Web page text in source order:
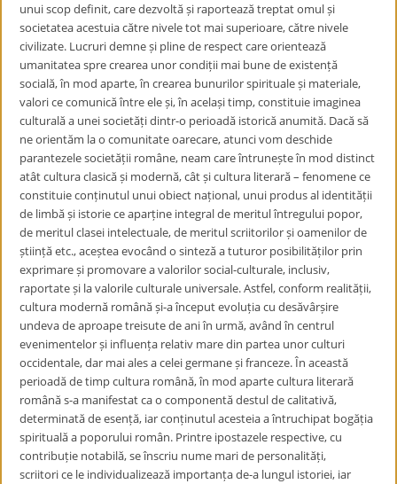
unui scop definit, care dezvoltă și raportează treptat omul și
societatea acestuia către nivele tot mai superioare, către nivele
civilizate. Lucruri demne și pline de respect care orientează
umanitatea spre crearea unor condiții mai bune de existență
socială, în mod aparte, în crearea bunurilor spirituale și materiale,
valori ce comunică între ele și, în același timp,constituie imaginea
culturală a unei societăți dintr-o perioadă istorică anumită. Dacă să
ne orientăm la o comunitate oarecare, atunci vom deschide
parantezele societății române, neam care întrunește în mod distinct
atât cultura clasică și modernă, cât și cultura literară – fenomene ce
constituie conținutul unui obiect național, unui produs al identității
de limbă și istorie ce aparține integral de meritul întregului popor,
de meritul clasei intelectuale, de meritul scriitorilor și oamenilor de
știință etc., aceștea evocând o sintezăa tuturor posibilităților prin
exprimare și promovare a valorilor social-culturale, inclusiv,
raportate și la valorile culturale universale. Astfel, conform realității,
cultura modernă română și-a început evoluția cu desăvârșire
undeva de aproape treisute de ani în urmă, având în centrul
evenimentelor și influența relativ mare din partea unor culturi
occidentale, dar mai ales a celei germane și franceze. În această
perioadă de timp cultura română, în mod aparte cultura literară
română s-a manifestat ca o componentă destul de calitativă,
determinată de esență, iar conținutul acesteia a întruchipat bogăția
spirituală a poporului român. Printre ipostazele respective, cu
contribuție notabilă, se înscriu nume mari de personalități,
scriitori ce le individualizează importanța de-a lungul istoriei, iar